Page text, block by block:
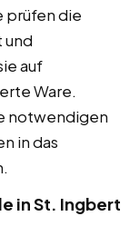
prüfen die
und
auf
Ware.
notwendigen
in das
in St. Ingbert